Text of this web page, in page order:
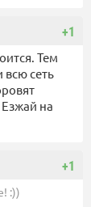
+1
Тем
всю сеть
на
+1
:))